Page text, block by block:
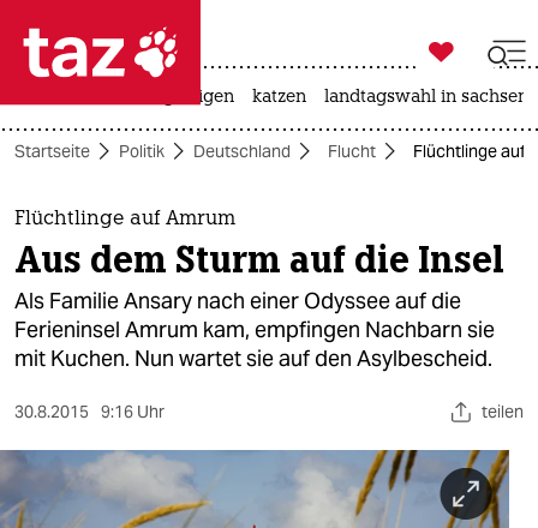
 taz zahl ich
taz zahl ich
themen
politik
öko
sport

taz zahl ich
bergsteigen katzen landtagswahl in
Startseite Politik Deutschland Flucht Flüchtlinge auf
Flüchtlinge auf Amrum
Aus dem Sturm auf die Insel
Als Familie Ansary nach einer Odyssee auf die
Ferieninsel Amrum kam, empfingen Nachbarn sie
mit Kuchen. Nun wartet sie auf den Asylbescheid.
30.8.2015 9:16 Uhr teilen